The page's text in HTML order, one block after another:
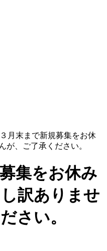
月末まで新規募集をお休
が、ご了承ください。
集をお休み
訳ありませ
さい。